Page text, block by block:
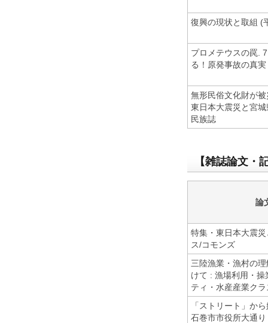
復興の現状と取組 (
プロメテウスの罠.
る！原発事故の真実
無形民俗文化財が
東日本大震災と宮
民族誌
【雑誌論文・
論
特集・東日本大震
ス/コモンズ
三陸漁業・漁村の
けて : 漁場利用・
ティ・水産産業ク
「ストリート」か
石巻市市役所大通